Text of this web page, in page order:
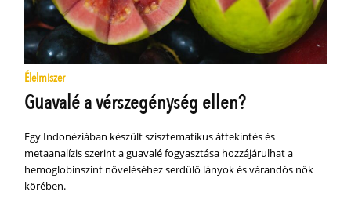
Élelmiszer
Guavalé a vérszegénység ellen?
Egy Indonéziában készült szisztematikus áttekintés és
metaanalízis szerint a guavalé fogyasztása hozzájárulhat a
hemoglobinszint növeléséhez serdülő lányok és várandós nők
körében.